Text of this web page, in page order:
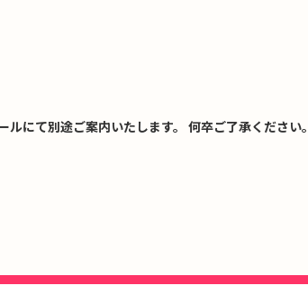
にて別途ご案内いたします。 何卒ご了承ください。